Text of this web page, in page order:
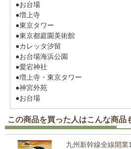
●お台場
●増上寺
●東京タワー
●東京都庭園美術館
●カレッタ汐留
●お台場海浜公園
●愛宕神社
●増上寺・東京タワー
●神宮外苑
●お台場
この商品を買った人はこんな商品
九州新幹線全線開